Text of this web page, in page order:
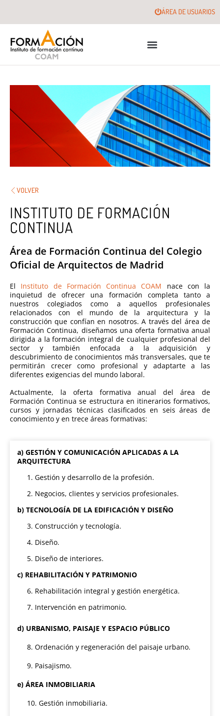
ÁREA DE USUARIOS
VOLVER
INSTITUTO DE FORMACIÓN
CONTINUA
Área de Formación Continua del Colegio
Oficial de Arquitectos de Madrid
El Instituto de Formación Continua COAM nace con la
inquietud de ofrecer una formación completa tanto a
nuestros colegiados como a aquellos profesionales
relacionados con el mundo de la arquitectura y la
construcción que confían en nosotros. A través del área de
Formación Continua, diseñamos una oferta formativa anual
dirigida a la formación integral de cualquier profesional del
sector y también enfocada a la adquisición y
descubrimiento de conocimientos más transversales, que te
permitirán crecer como profesional y adaptarte a las
diferentes exigencias del mundo laboral.
Actualmente, la oferta formativa anual del área de
Formación Continua se estructura en itinerarios formativos,
cursos y jornadas técnicas clasificados en seis áreas de
conocimiento y en trece áreas formativas:
a) GESTIÓN Y COMUNICACIÓN APLICADAS A LA
ARQUITECTURA
1. Gestión y desarrollo de la profesión.
2. Negocios, clientes y servicios profesionales.
b) TECNOLOGÍA DE LA EDIFICACIÓN Y DISEÑO
3. Construcción y tecnología.
4. Diseño.
5. Diseño de interiores.
c) REHABILITACIÓN Y PATRIMONIO
6. Rehabilitación integral y gestión energética.
7. Intervención en patrimonio.
d) URBANISMO, PAISAJE Y ESPACIO PÚBLICO
8. Ordenación y regeneración del paisaje urbano.
9. Paisajismo.
e) ÁREA INMOBILIARIA
10. Gestión inmobiliaria.